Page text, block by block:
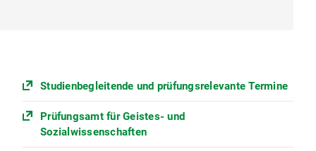
Studienbegleitende und prüfungsrelevante Termine
Prüfungsamt für Geistes- und
Sozialwissenschaften